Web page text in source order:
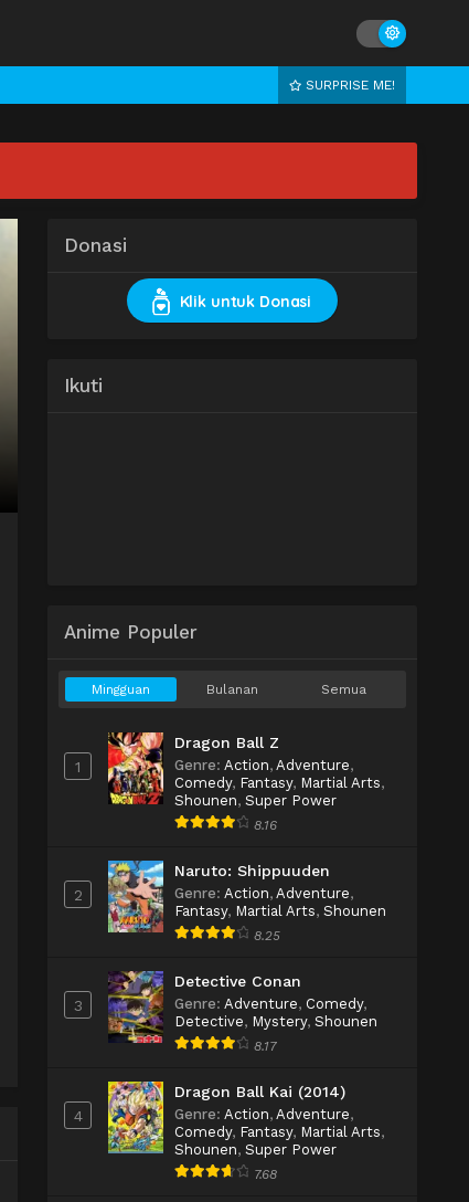
SURPRISE ME!
Donasi
Klik untuk Donasi
Ikuti
Anime Populer
Mingguan Bulanan Semua
1
Dragon Ball Z
Genre: Action, Adventure,
Comedy, Fantasy, Martial Arts,
Shounen, Super Power
8.16
2
Naruto: Shippuuden
Genre: Action, Adventure,
Fantasy, Martial Arts, Shounen
8.25
3
Detective Conan
Genre: Adventure, Comedy,
Detective, Mystery, Shounen
8.17
4
Dragon Ball Kai (2014)
Genre: Action, Adventure,
Comedy, Fantasy, Martial Arts,
Shounen, Super Power
7.68